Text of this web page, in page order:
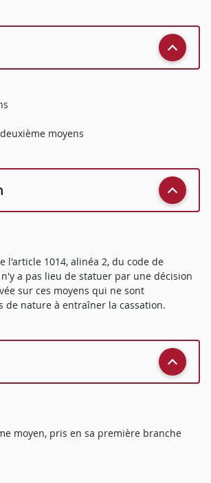
moyens
l'article 1014, alinéa 2, du code de
a pas lieu de statuer par une décision
sur ces moyens qui ne sont
de nature à entraîner la cassation.
moyen, pris en sa première branche